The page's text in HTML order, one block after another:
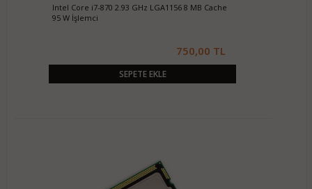
Intel Core i7-870 2.93 GHz LGA1156 8 MB Cache
95 W İşlemci
750,00 TL
SEPETE EKLE